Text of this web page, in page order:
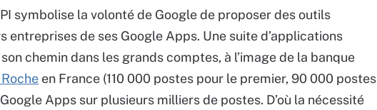
symbolise la volonté de Google de proposer des outils
entreprises de ses Google Apps. Une suite d’applications
chemin dans les grands comptes, à l’image de la banque
en France (110 000 postes pour le premier, 90 000 postes
Apps sur plusieurs milliers de postes. D’où la nécessité